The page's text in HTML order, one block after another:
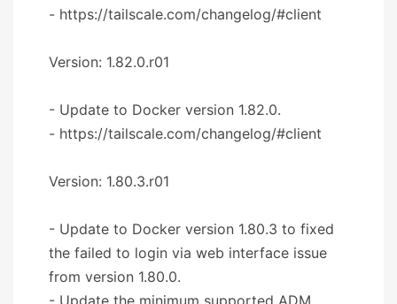
- https://tailscale.com/changelog/#client
Version: 1.82.0.r01
- Update to Docker version 1.82.0.
- https://tailscale.com/changelog/#client
Version: 1.80.3.r01
- Update to Docker version 1.80.3 to fixed
the failed to login via web interface issue
from version 1.80.0.
- Update the minimum supported ADM